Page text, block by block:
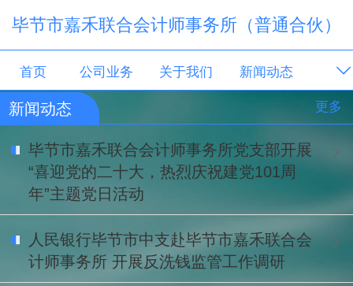
毕节市嘉禾联合会计师事务所（普通合伙）
首页 公司业务 关于我们 新闻动态
留言板
新闻动态 更多
毕节市嘉禾联合会计师事务所党支部开展
“喜迎党的二十大，热烈庆祝建党101周
年”主题党日活动
人民银行毕节市中支赴毕节市嘉禾联合会
计师事务所 开展反洗钱监管工作调研